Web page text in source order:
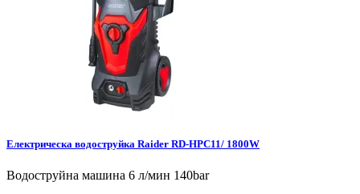
Електрическа водоструйка Raider RD-HPC11/ 1800W
Водоструйна машина 6 л/мин 140bar